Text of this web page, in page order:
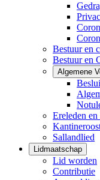
Bestuur en
Bestuur en
Algemene
Ereleden
Sallandlied
Lidmaatschap
Lid worden
Contributie